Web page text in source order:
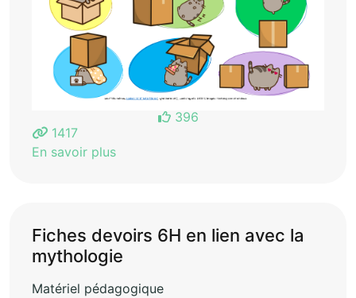
396
1417
En savoir plus
Fiches devoirs 6H en lien avec la
mythologie
Matériel pédagogique